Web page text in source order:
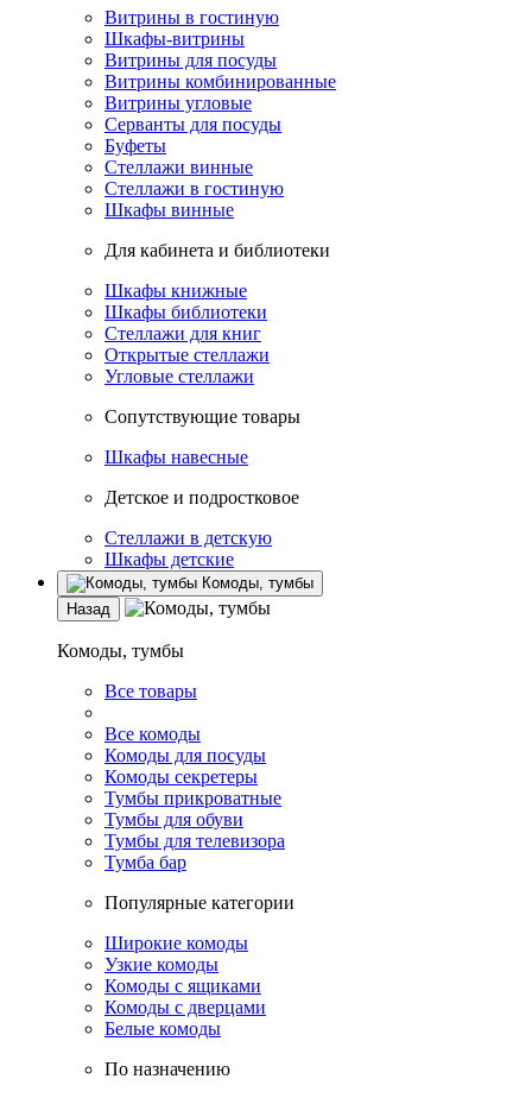
Витрины в гостиную
Шкафы-витрины
Витрины для посуды
Витрины комбинированные
Витрины угловые
Серванты для посуды
Буфеты
Стеллажи винные
Стеллажи в гостиную
Шкафы винные
Для кабинета и библиотеки
Шкафы книжные
Шкафы библиотеки
Стеллажи для книг
Открытые стеллажи
Угловые стеллажи
Сопутствующие товары
Шкафы навесные
Детское и подростковое
Стеллажи в детскую
Шкафы детские
Комоды, тумбы
Назад
Комоды, тумбы
Все товары
Все комоды
Комоды для посуды
Комоды секретеры
Тумбы прикроватные
Тумбы для обуви
Тумбы для телевизора
Тумба бар
Популярные категории
Широкие комоды
Узкие комоды
Комоды с ящиками
Комоды с дверцами
Белые комоды
По назначению